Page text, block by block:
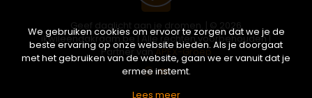
Geef daglicht aan je dromen. | © 2026
ikwileendakraam.be | Alle rechten voorbehouden |
Partner vanAPEX-Groep
We gebruiken cookies om ervoor te zorgen dat we je de
beste ervaring op onze website bieden. Als je doorgaat
met het gebruiken van de website, gaan we er vanuit dat je
ermee instemt.
Lees meer